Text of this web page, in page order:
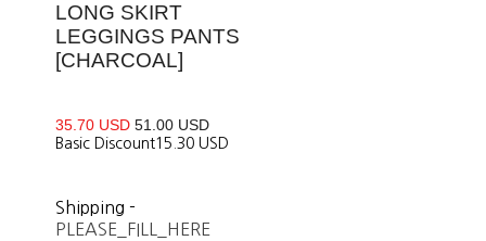
LONG SKIRT
LEGGINGS PANTS
[CHARCOAL]
35.70 USD51.00 USD
Basic Discount15.30 USD
Shipping-
PLEASE_FILL_HERE